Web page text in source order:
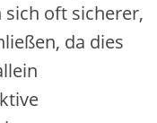
o‬ft sicherer,
d‬a dies